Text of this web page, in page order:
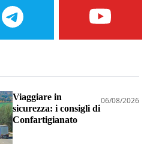
Viaggiare in
sicurezza: i consigli di
Confartigianato
06/08/2026